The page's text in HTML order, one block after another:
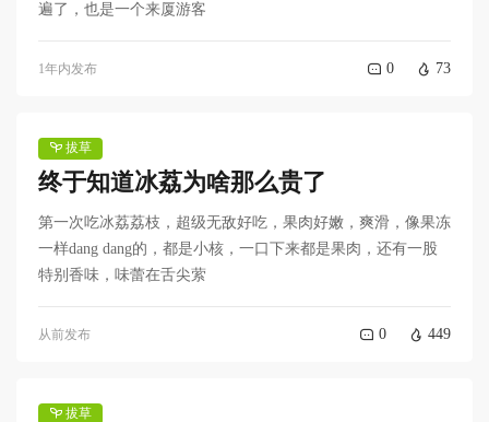
遍了，也是一个来厦游客
1年内发布 0 73
拔草
终于知道冰荔为啥那么贵了
第一次吃冰荔荔枝，超级无敌好吃，果肉好嫩，爽滑，像果冻
一样dang dang的，都是小核，一口下来都是果肉，还有一股
特别香味，味蕾在舌尖萦
从前发布 0 449
拔草